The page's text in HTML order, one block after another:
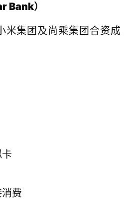
Bank）
米集团及尚乘集团合资成
费